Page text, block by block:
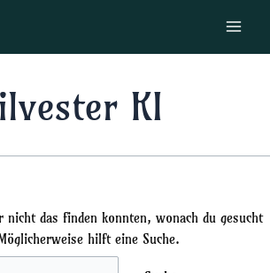
Main
Menu
KI
das finden konnten, wonach du gesucht
hilft eine Suche.